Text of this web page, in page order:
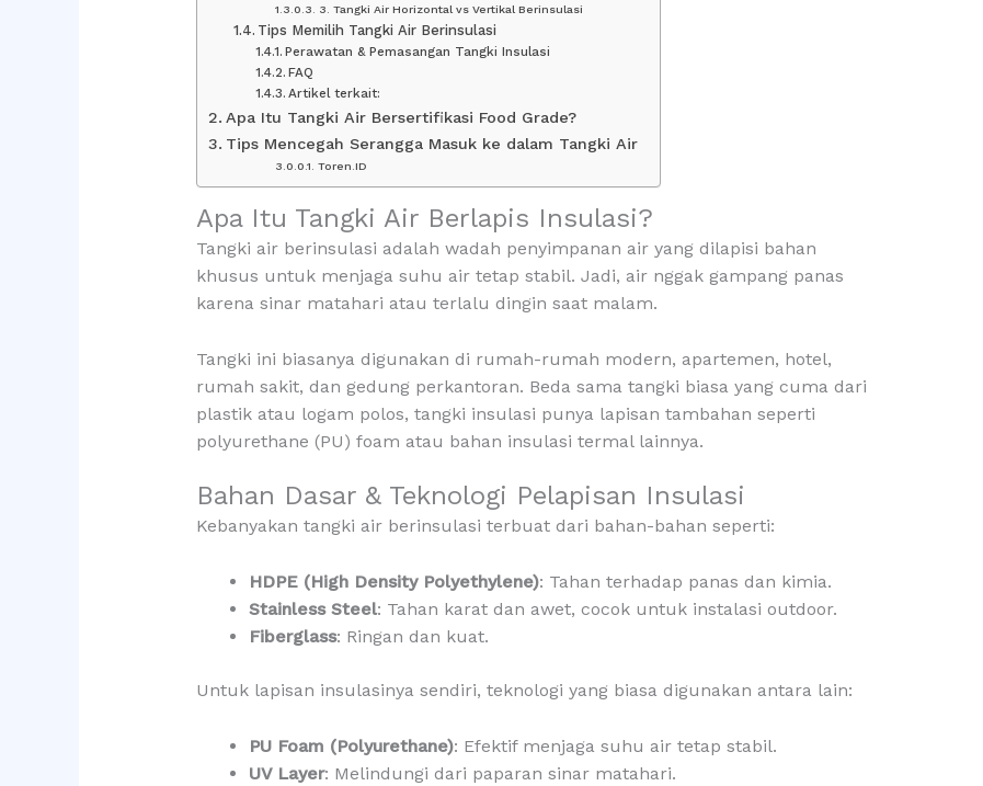
3. Tangki Air Horizontal vs Vertikal Berinsulasi
Tips Memilih Tangki Air Berinsulasi
Perawatan & Pemasangan Tangki Insulasi
FAQ
Artikel terkait:
Apa Itu Tangki Air Bersertifikasi Food Grade?
Tips Mencegah Serangga Masuk ke dalam Tangki Air
Toren.ID
Apa Itu Tangki Air Berlapis Insulasi?
Tangki air berinsulasi adalah wadah penyimpanan air yang dilapisi bahan
khusus untuk menjaga suhu air tetap stabil. Jadi, air nggak gampang panas
karena sinar matahari atau terlalu dingin saat malam.
Tangki ini biasanya digunakan di rumah-rumah modern, apartemen, hotel,
rumah sakit, dan gedung perkantoran. Beda sama tangki biasa yang cuma dari
plastik atau logam polos, tangki insulasi punya lapisan tambahan seperti
polyurethane (PU) foam atau bahan insulasi termal lainnya.
Bahan Dasar & Teknologi Pelapisan Insulasi
Kebanyakan tangki air berinsulasi terbuat dari bahan-bahan seperti:
HDPE (High Density Polyethylene): Tahan terhadap panas dan kimia.
Stainless Steel: Tahan karat dan awet, cocok untuk instalasi outdoor.
Fiberglass: Ringan dan kuat.
Untuk lapisan insulasinya sendiri, teknologi yang biasa digunakan antara lain:
PU Foam (Polyurethane): Efektif menjaga suhu air tetap stabil.
UV Layer: Melindungi dari paparan sinar matahari.